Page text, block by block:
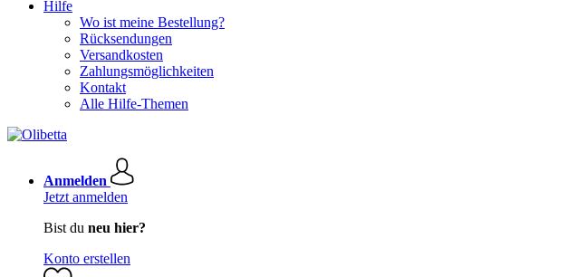
Hilfe
Wo ist meine Bestellung?
Rücksendungen
Versandkosten
Zahlungsmöglichkeiten
Kontakt
Alle Hilfe-Themen
Anmelden
Jetzt anmelden
Bist du neu hier?
Konto erstellen